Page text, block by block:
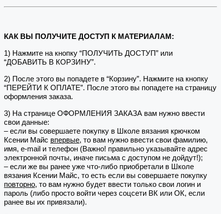
КАК ВЫ ПОЛУЧИТЕ ДОСТУП К МАТЕРИАЛАМ:
1) Нажмите на кнопку “ПОЛУЧИТЬ ДОСТУП” или
“ДОБАВИТЬ В КОРЗИНУ”.
2) После этого вы попадете в “Корзину”. Нажмите на кнопку
“ПЕРЕЙТИ К ОПЛАТЕ”. После этого вы попадете на страницу
оформления заказа.
3) На странице ОФОРМЛЕНИЯ ЗАКАЗА вам нужно ввести
свои данные:
– если вы совершаете покупку в Школе вязания крючком
Ксении Майс впервые, то вам нужно ввести свои фамилию,
имя, e-mail и телефон (Важно! правильно указывайте адрес
электронной почты, иначе письма с доступом не дойдут!);
– если же вы ранее уже что-либо приобретали в Школе
вязания Ксении Майс, то есть если вы совершаете покупку
повторно, то вам нужно будет ввести только свои логин и
пароль (либо просто войти через соцсети ВК или ОК, если
ранее вы их привязали).